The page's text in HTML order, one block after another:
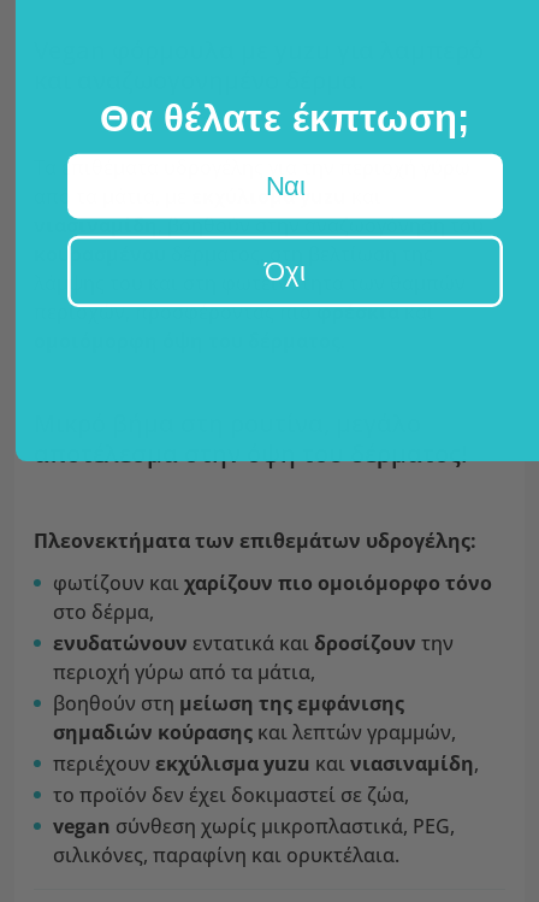
Τα επιθέματα υδρογέλης για την περιοχή γύρω
εκχύλισμα yuzu
νιασιναμίδη, βοηθούν στην αναζωογόνηση του
κουρασμένου
λάμψης του και στη φωτεινότητα των θαμπών
περιοχών, προσφέροντας πιοφρέσκιακαι
αποτέλεσμα στην όψη του δέρματος!
Πλεονεκτήματα των επιθεμάτων υδρογέλης:
φωτίζουν καιχαρίζουν πιο ομοιόμορφο τόνο
στο δέρμα,
ενυδατώνουν εντατικά και δροσίζουν την
περιοχή γύρω από τα μάτια,
βοηθούν στη μείωση της εμφάνισης
σημαδιών κούρασης και λεπτών γραμμών,
περιέχουν εκχύλισμα yuzu καινιασιναμίδη,
το προϊόν δεν έχει δοκιμαστεί σε ζώα,
vegan σύνθεση χωρίς μικροπλαστικά, PEG,
σιλικόνες, παραφίνη και ορυκτέλαια.
Θα θέλατε έκπτωση;
Ναι
Όχι